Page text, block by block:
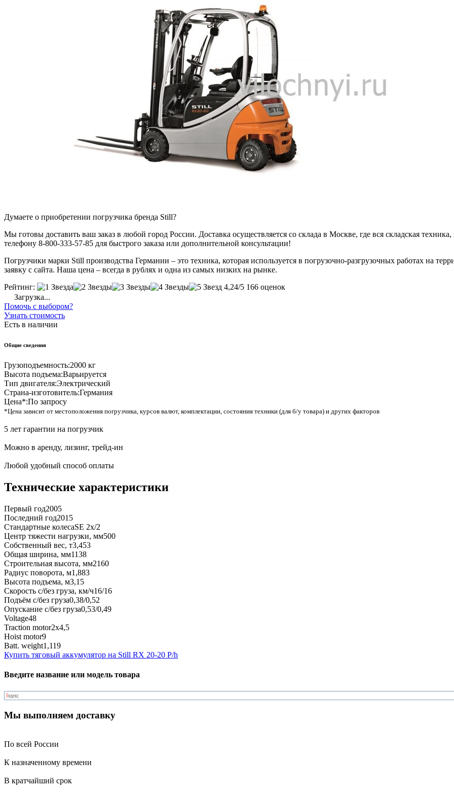
Думаете о приобретении погрузчика бренда Still?
Мы готовы доставить ваш заказ в любой город России. Доставка осуществляется со склада в Москве, где вся складская
телефону 8-800-333-57-85 для быстрого заказа или дополнительной консультации!
Погрузчики марки Still производства Германии – это техника, которая используется в погрузочно-разгрузочных работах на
заявку с сайта. Наша цена – всегда в рублях и одна из самых низких на рынке.
Рейтинг:
4,24/5 166 оценок
Загрузка...
Помочь с выбором?
Узнать стоимость
Есть в наличии
Общие сведения
Грузоподъемность:2000 кг
Высота подъема:Варьируется
Тип двигателя:Электрический
Страна-изготовитель:Германия
Цена*:По запросу
*Цена зависит от местоположения погрузчика, курсов валют, комплектации, состояния техники (для б/у товара) и других факторов
5 лет гарантии на погрузчик
Можно в аренду, лизинг, трейд-ин
Любой удобный способ оплаты
Технические характеристики
Первый год2005
Последний год2015
Стандартные колесаSE 2x/2
Центр тяжести нагрузки, мм500
Собственный вес, т3,453
Общая ширина, мм1138
Строительная высота, мм2160
Радиус поворота, м1,883
Высота подъема, м3,15
Скорость с/без груза, км/ч16/16
Подъём с/без груза0,38/0,52
Опускание с/без груза0,53/0,49
Voltage48
Traction motor2x4,5
Hoist motor9
Batt. weight1,119
Купить тяговый аккумулятор на Still RX 20-20 P/h
Введите название или модель товара
Мы выполняем доставку
По всей России
К назначенному времени
В кратчайший срок